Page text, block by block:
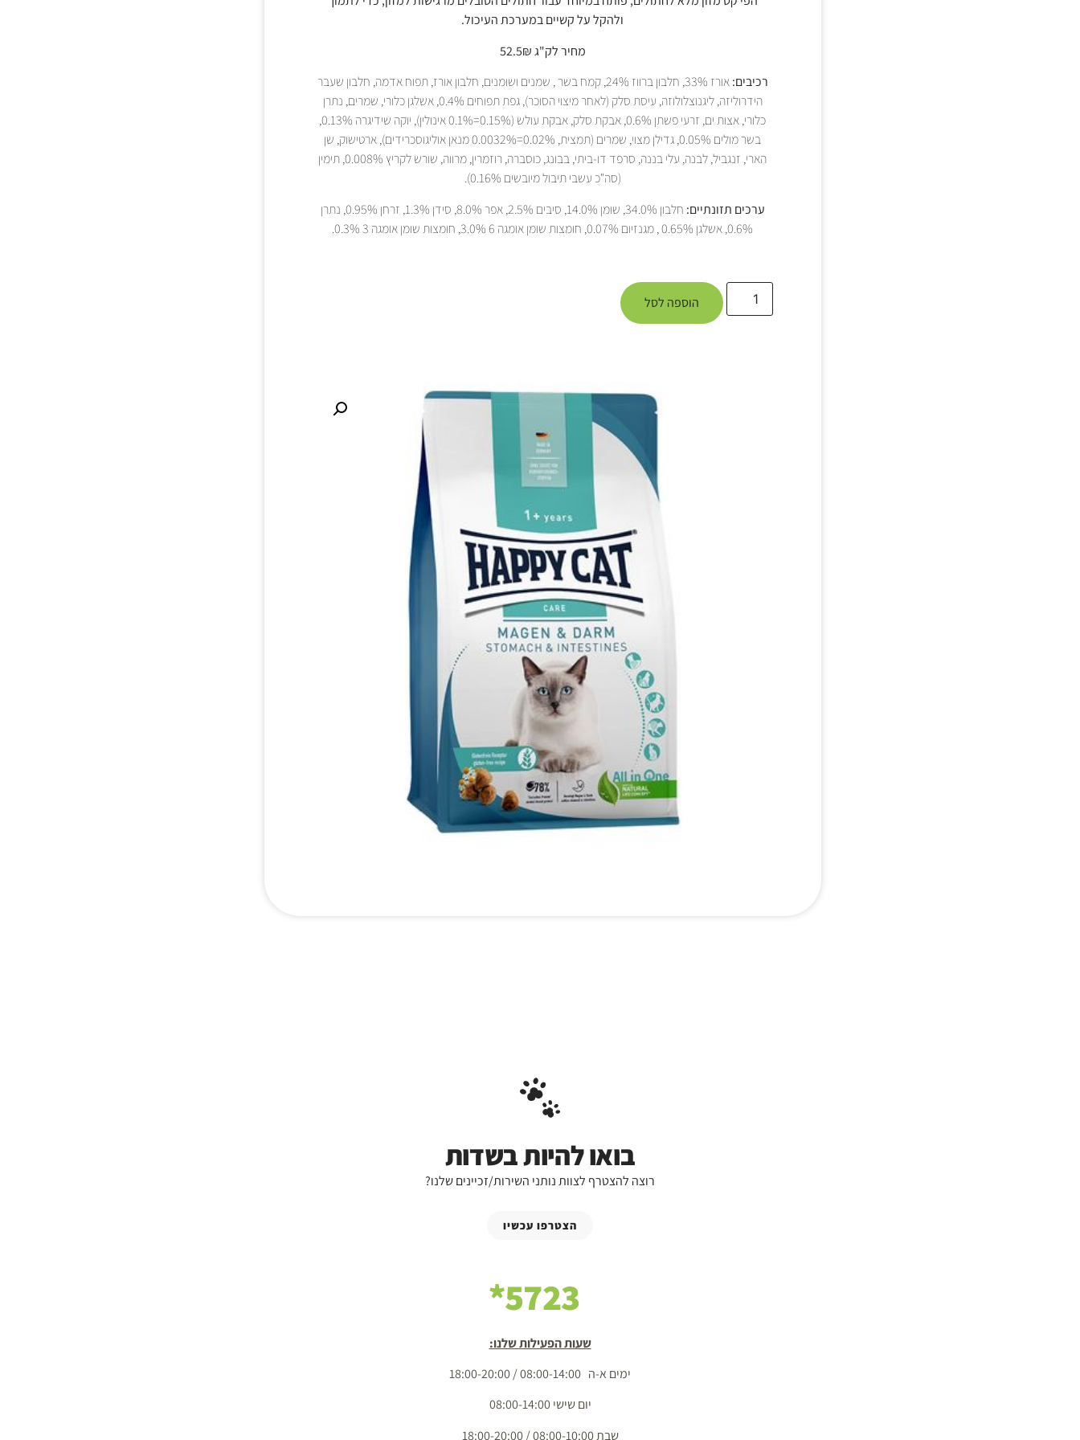
ולהקל על קשיים במערכת העיכול.
מחיר לק"ג 52.5₪
רכיבים:
אורז 33%, חלבון ברווז 24%, קמח בשר , שמנים ושומנים, חלבון אורז, תפוח אדמה, חלבון שעבר
הידרוליזה, ליגנוצלולוזה, עיסת סלק (לאחר מיצוי הסוכר), גפת תפוחים 0.4%, אשלגן כלורי, שמרים, נתרן
כלורי, אצות ים, זרעי פשתן 0.6%, אבקת סלק, אבקת עולש (0.15%=0.1% אינולין), יוקה שידיגרה 0.13%,
בשר מולים 0.05%, גדילן מצוי, שמרים (תמצית, 0.02%=0.0032% מנאן אוליגוסכרידים), ארטישוק, שן
הארי, זנגביל, לבנה, עלי בננה, סרפד דו-ביתי, בבונג, כוסברה, רוזמרין, מרווה, שורש לקריץ 0.008%, תימין
(סה"כ עשבי תיבול מיובשים 0.16%).
ערכים תזונתיים:
חלבון 34.0%, שומן 14.0%, סיבים 2.5%, אפר 8.0%, סידן 1.3%, זרחן 0.95%, נתרן
0.6%, אשלגן 0.65% , מגנזיום 0.07%, חומצות שומן אומגה 6 3.0%, חומצות שומן אומגה 3 0.3%.
הוספה לסל
בואו להיות בשדות
רוצה להצטרף לצוות נותני השירות/זכיינים שלנו?
הצטרפו עכשיו
5723*
שעות הפעילות שלנו:
ימים א-ה 08:00-14:00 / 18:00-20:00
יום שישי 08:00-14:00
שבת 08:00-10:00 / 18:00-20:00